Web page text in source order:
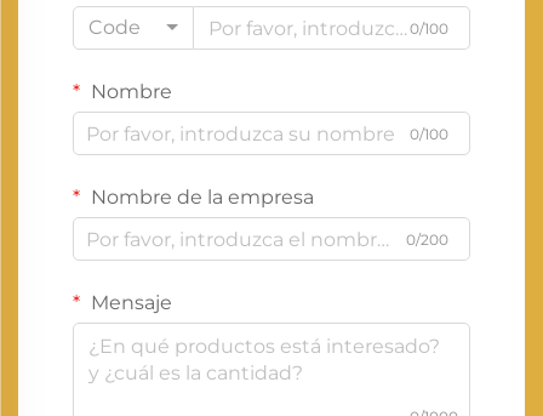
Code
0/100
Nombre
0/100
Nombre de la empresa
0/200
Mensaje